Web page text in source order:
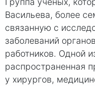
Васильева, более
связанную с
заболеваний
работников. Одной
распространенная
у хирургов,